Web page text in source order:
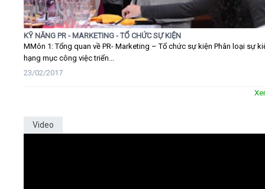
KỸ NĂNG PR - MARKETING - TỔ CHỨC SỰ KIỆN
MMôn 1: Tổng quan về PR- Marketing – Tổ chức sự kiện Phân loại sự
hạng mục công việc triển...
23/02/2017
Video